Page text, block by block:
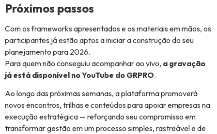
Próximos passos
Com os frameworks apresentados e os materiais em mãos, os
participantes já estão aptos a iniciar a construção do seu
planejamento para 2026.
Para quem não conseguiu acompanhar ao vivo, a gravação
já está disponível no YouTube do GRPRO.
Ao longo das próximas semanas, a plataforma promoverá
novos encontros, trilhas e conteúdos para apoiar empresas na
execução estratégica — reforçando seu compromisso em
transformar gestão em um processo simples, rastreável e de